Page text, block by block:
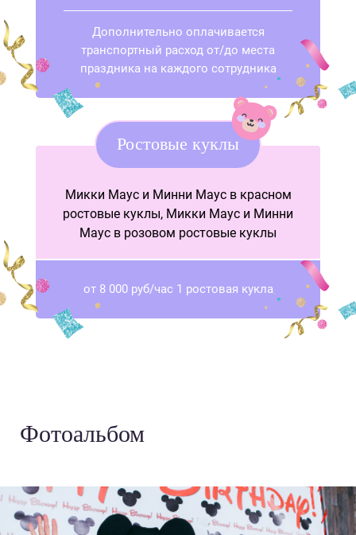
Дополнительно оплачивается
транспортный расход от/до места
праздника на каждого сотрудника
Ростовые куклы
Микки Маус и Минни Маус в красном
ростовые куклы, Микки Маус и Минни
Маус в розовом ростовые куклы
от 8 000 руб/час 1 ростовая кукла
Фотоальбом